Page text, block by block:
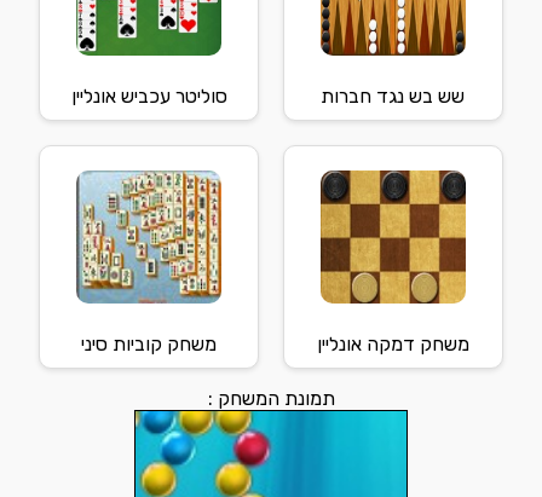
שש בש נגד חברות סוליטר עכביש אונליין
משחק דמקה אונליין משחק קוביות סיני
תמונת המשחק :